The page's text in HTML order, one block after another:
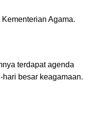
Agama.
terdapat agenda
hari besar keagamaan.